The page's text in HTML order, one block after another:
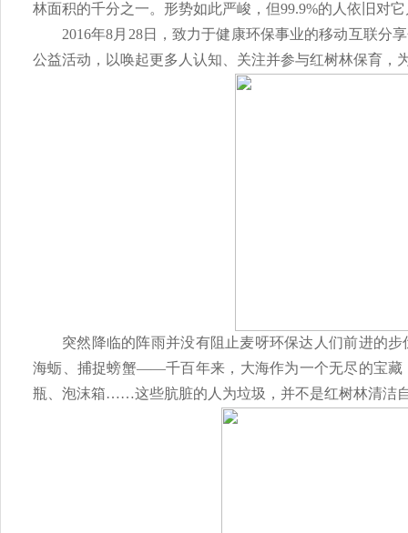
林面积的千分之一。形势如此严峻 ，但99.9%的人依旧对
2016年8月28日，致力于健康环保事业的移动互联
公益活动，以唤起更多人认知、关注并参与红树林保育，
突然降临的阵雨并没有阻止麦呀环保达人们前进的
海蛎、捕捉螃蟹——千百年来，大海作为一个无尽的宝藏
瓶、泡沫箱……这些肮脏的人为垃圾，并不是红树林清洁